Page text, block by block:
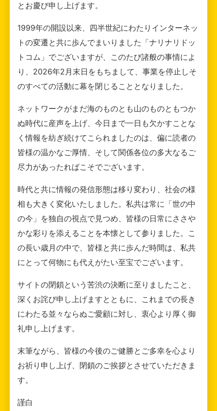
とお慶び申し上げます。
1999年の開設以来、四半世紀にわたりインターネッ
トの変遷と共に歩んでまいりました「ナリナリドッ
トコム」でございますが、このたび諸般の事情によ
り、2026年2月末日をもちまして、事業を停止しそ
のすべての活動に幕を閉じることとなりました。
ネットワークがまだ海のものとも山のものともつか
ぬ時代に産声を上げ、今日まで一日も欠かすことな
く情報を紡ぎ続けてこられましたのは、偏に読者の
皆様の温かなご厚情、そして関係各位の多大なるご
尽力があったればこそでございます。
時代と共に情報の発信形態は移り変わり、社会の様
相も大きく変化いたしました。私共は常に「世の中
の今」を独自の視点で見つめ、皆様の日常にささや
かな彩りを添えることを本懐として参りました。こ
の長い歳月の中で、皆様と共に歩んだ時間は、私共
にとって何物にも代えがたい至宝でございます。
サイトの閉鎖という苦渋の決断に至りましたこと、
深くお詫び申し上げますとともに、これまでの長き
にわたる並々ならぬご愛顧に対し、衷心より厚く御
礼申し上げます。
末筆ながら、皆様の今後のご健勝とご多幸を心より
お祈り申し上げ、閉鎖のご挨拶とさせていただきま
す。
謹白